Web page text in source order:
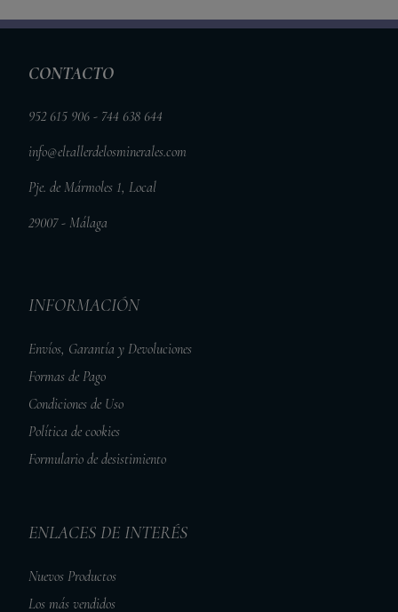
CONTACTO
952 615 906 - 744 638 644
info@eltallerdelosminerales.com
Pje. de Mármoles 1, Local
29007 - Málaga
INFORMACIÓN
Envíos, Garantía y Devoluciones
Formas de Pago
Condiciones de Uso
Política de cookies
Formulario de desistimiento
ENLACES DE INTERÉS
Nuevos Productos
Los más vendidos